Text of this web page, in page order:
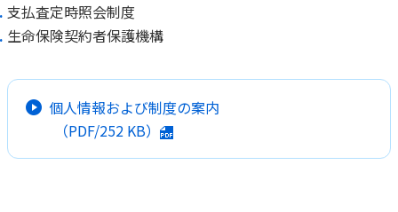
支払査定時照会制度
生命保険契約者保護機構
個人情報および制度の案内
（PDF/252 KB）